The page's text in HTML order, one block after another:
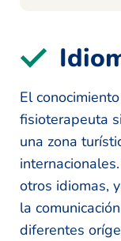
El
fisioterapeuta
una zona
otros idiomas,
la
diferentes